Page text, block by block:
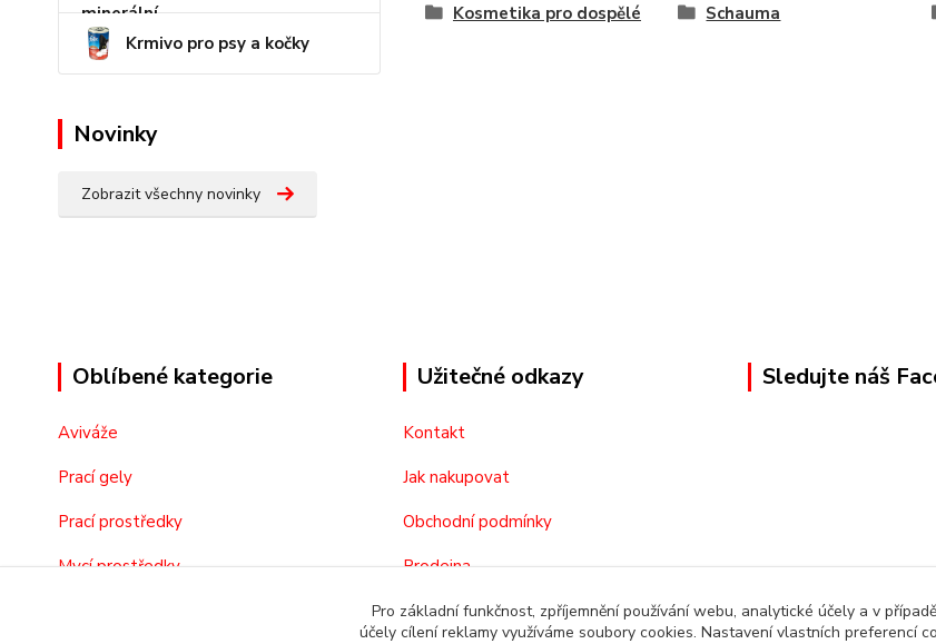
Krmivo pro psy a kočky
Novinky
Zobrazit všechny novinky
Kosmetika pro dospělé Schauma
Oblíbené kategorie
Aviváže
Prací gely
Prací prostředky
Mycí prostředky
Užitečné odkazy
Kontakt
Jak nakupovat
Obchodní podmínky
Prodejna
O nás
Sledujte náš
Pro základní funkčnost, zpříjemnění používání webu, analytické účely a v
účely cílení reklamy využíváme soubory cookies. Nastavení vlastních preferencí